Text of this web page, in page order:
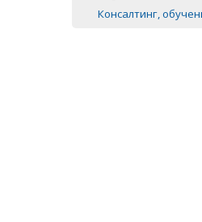
Консалтинг,